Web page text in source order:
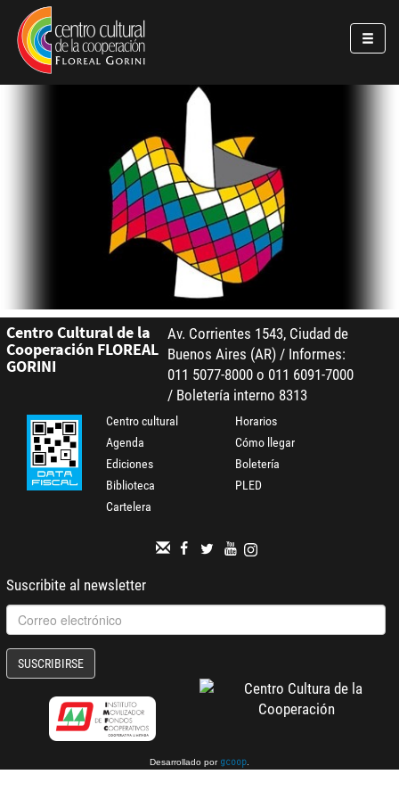
Pasar al contenido principal
Jump to main content
Centro Cultural de la
Cooperación FLOREAL
GORINI
Av. Corrientes 1543, Ciudad de
Buenos Aires (AR) / Informes:
011 5077-8000 o 011 6091-7000
/ Boletería interno 8313
Centro cultural
Agenda
Ediciones
Biblioteca
Cartelera
Horarios
Cómo llegar
Boletería
PLED
Suscribite al newsletter
SUSCRIBIRSE
Desarrollado por gcoop